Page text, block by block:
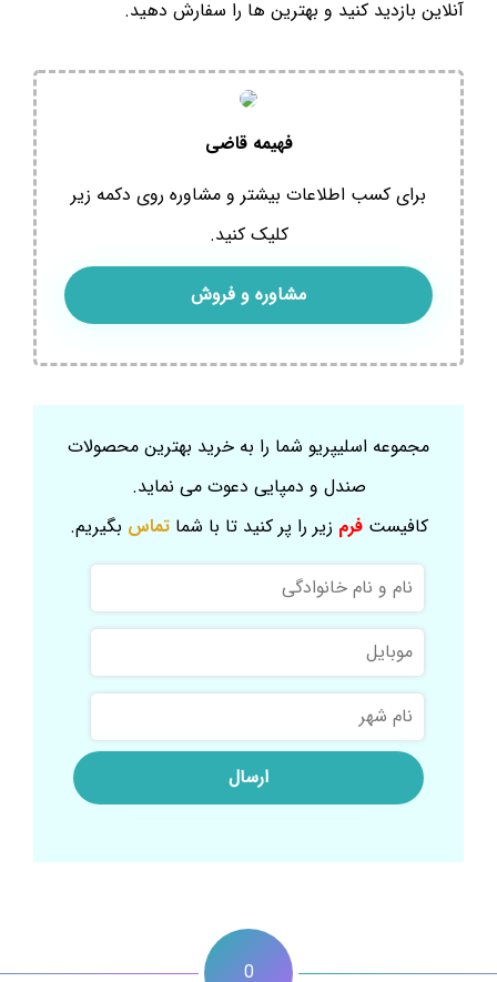
آنلاین بازدید کنید و بهترین ها را سفارش دهید.
فهیمه قاضی
برای کسب اطلاعات بیشتر و مشاوره روی دکمه زیر
کلیک کنید.
مشاوره و فروش
مجموعه اسلیپریو شما را به خرید بهترین محصولات
صندل و دمپایی دعوت می نماید.
کافیستفرم زیر را پر کنید تا با شماتماس بگیریم.
نام
و
نام
خانوادگی
موبایل
نام
شهر
0